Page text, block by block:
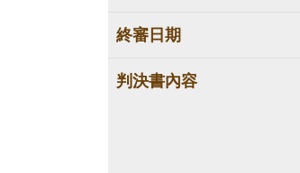
終審日期
判決書內容